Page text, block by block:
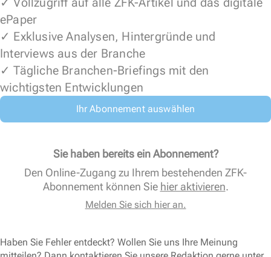
ePaper
✓ Exklusive Analysen, Hintergründe und
Interviews aus der Branche
✓ Tägliche Branchen-Briefings mit den
wichtigsten Entwicklungen
Ihr Abonnement auswählen
Sie haben bereits ein Abonnement?
Den Online-Zugang zu Ihrem bestehenden ZFK-
Abonnement können Sie hier aktivieren.
Melden Sie sich hier an.
Haben Sie Fehler entdeckt? Wollen Sie uns Ihre Meinung